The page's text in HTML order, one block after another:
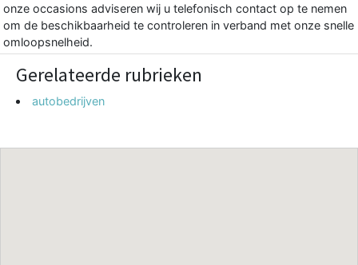
onze occasions adviseren wij u telefonisch contact op te nemen
om de beschikbaarheid te controleren in verband met onze snelle
omloopsnelheid.
Gerelateerde rubrieken
autobedrijven